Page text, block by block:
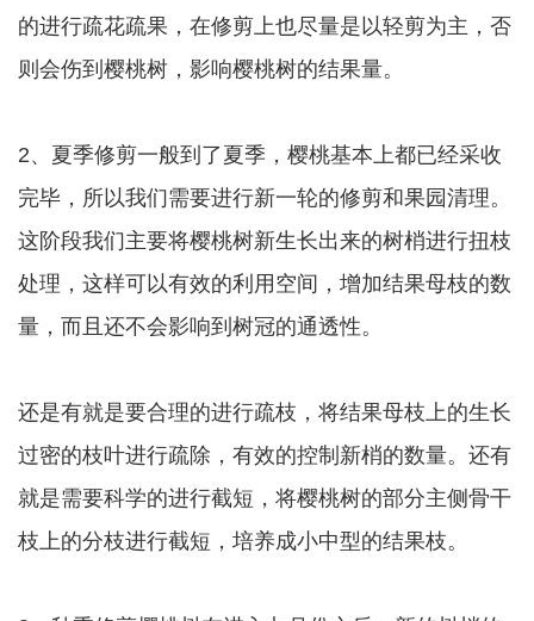
的进行疏花疏果，在修剪上也尽量是以轻剪为主，否
则会伤到樱桃树，影响樱桃树的结果量。
2、夏季修剪一般到了夏季，樱桃基本上都已经采收
完毕，所以我们需要进行新一轮的修剪和果园清理。
这阶段我们主要将樱桃树新生长出来的树梢进行扭枝
处理，这样可以有效的利用空间，增加结果母枝的数
量，而且还不会影响到树冠的通透性。
还是有就是要合理的进行疏枝，将结果母枝上的生长
过密的枝叶进行疏除，有效的控制新梢的数量。还有
就是需要科学的进行截短，将樱桃树的部分主侧骨干
枝上的分枝进行截短，培养成小中型的结果枝。